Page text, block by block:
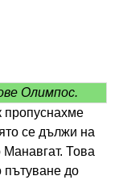
Олимпос.
пропуснахме
се дължи на
Манавгат. Това
до